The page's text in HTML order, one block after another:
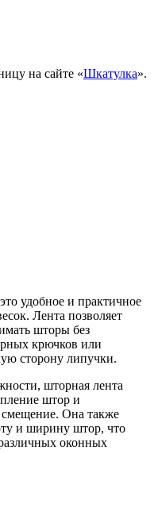
на сайте «Шкатулка».
удобное и практичное
Лента позволяет
шторы без
крючков или
сторону липучки.
шторная лента
штор и
Она также
и ширину штор, что
оконных